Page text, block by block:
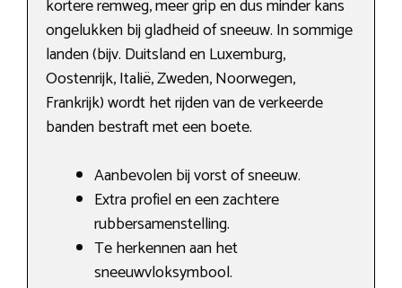
kortere remweg, meer grip en dus minder kans
ongelukken bij gladheid of sneeuw. In sommige
landen (bijv. Duitsland en Luxemburg,
Oostenrijk, Italië, Zweden, Noorwegen,
Frankrijk) wordt het rijden van de verkeerde
banden bestraft met een boete.
Aanbevolen bij vorst of sneeuw.
Extra profiel en een zachtere
rubbersamenstelling.
Te herkennen aan het
sneeuwvloksymbool.